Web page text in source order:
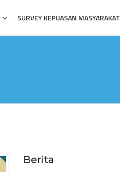
SURVEY KEPUASAN MASYARAKAT
Berita